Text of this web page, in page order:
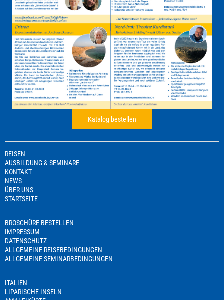
Katalog bestellen
REISEN
AUSBILDUNG & SEMINARE
KONTAKT
NEWS
ÜBER UNS
STARTSEITE
BROSCHÜRE BESTELLEN
IMPRESSUM
DATENSCHUTZ
ALLGEMEINE REISEBEDINGUNGEN
ALLGEMEINE SEMINARBEDINGUNGEN
ITALIEN
LIPARISCHE INSELN